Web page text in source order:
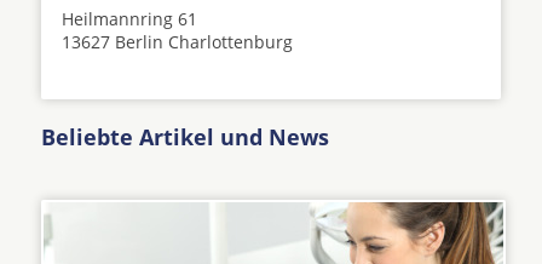
Heilmannring 61
13627 Berlin Charlottenburg
Beliebte Artikel und News